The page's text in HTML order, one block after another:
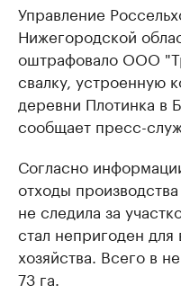
Управление
Нижегородской
оштрафовало ООО
свалку, устроенную
деревни Плотинка в
сообщает пресс-
Согласно
отходы
не следила за
стал непригоден для
хозяйства. Всего в
73 га.